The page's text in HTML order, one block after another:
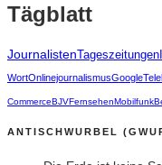
Tägblatt
JournalistenTageszeitungen
WortOnlinejournalismusGoogle
CommerceBJVFernsehenMobilfunk
ANTISCHWURBEL